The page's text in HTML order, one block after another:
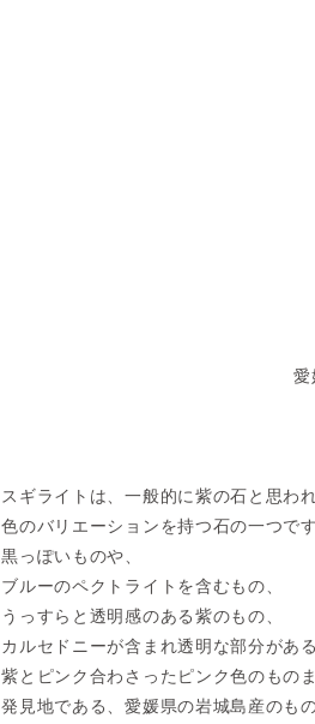
愛
スギライトは、一般的に紫の石と思わ
色のバリエーションを持つ石の一つです
黒っぽいものや、
ブルーのペクトライトを含むもの、
うっすらと透明感のある紫のもの、
カルセドニーが含まれ透明な部分があ
紫とピンク合わさったピンク色のもの
発見地である、愛媛県の岩城島産のも